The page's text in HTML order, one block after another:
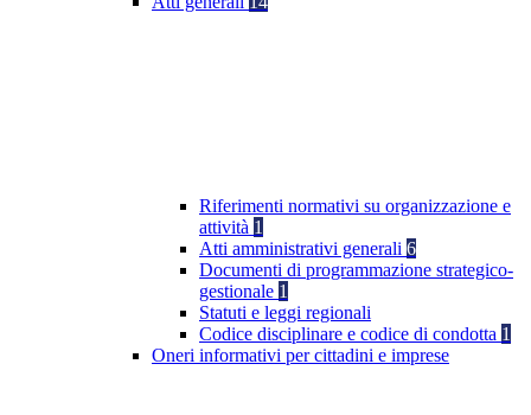
Riferimenti normativi su organizzazione e
attività 1
Atti amministrativi generali 6
Documenti di programmazione strategico-
gestionale 1
Statuti e leggi regionali
Codice disciplinare e codice di condotta 1
Oneri informativi per cittadini e imprese